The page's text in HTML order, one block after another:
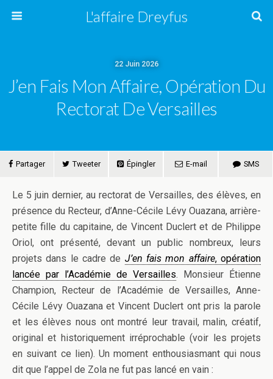
L'affaire Dreyfus
22 Juin 2026
J’en Fais Mon Affaire, Opération Du
Rectorat De Versailles
Partager Tweeter Épingler E-mail SMS
Le 5 juin dernier, au rectorat de Versailles, des élèves, en
présence du Recteur, d’Anne-Cécile Lévy Ouazana, arrière-
petite fille du capitaine, de Vincent Duclert et de Philippe
Oriol, ont présenté, devant un public nombreux, leurs
projets dans le cadre de J’en fais mon affaire, opération
lancée par l’Académie de Versailles. Monsieur Étienne
Champion, Recteur de l’Académie de Versailles, Anne-
Cécile Lévy Ouazana et Vincent Duclert ont pris la parole
et les élèves nous ont montré leur travail, malin, créatif,
original et historiquement irréprochable (voir les projets
en suivant ce lien). Un moment enthousiasmant qui nous
dit que l’appel de Zola ne fut pas lancé en vain :